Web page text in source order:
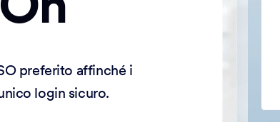
preferito affinché i
login sicuro.